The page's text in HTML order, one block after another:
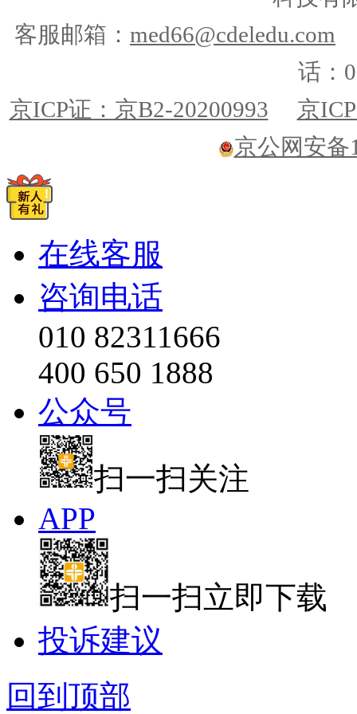
客服邮箱： med66@cdeledu.com
话：
京ICP证：京B2-20200993
京
京公网安备
在线客服
咨询电话
010 82311666
400 650 1888
公众号
扫一扫关注
APP
扫一扫立即下载
投诉建议
回到顶部